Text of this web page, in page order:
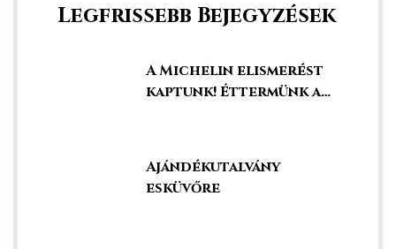
Legfrissebb Bejegyzések
A Michelin elismerést
kaptunk! Éttermünk a
Ajándékutalvány
esküvőre